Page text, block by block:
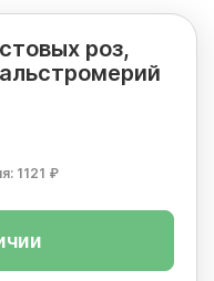
роз,
1121 ₽